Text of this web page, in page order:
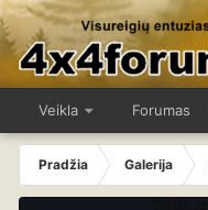
Veikla Forumas
Pradžia Galerija